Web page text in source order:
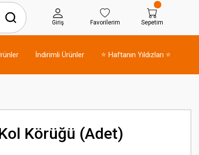
Giriş Favorilerim Sepetim
İndirimli Ürünler ⭐ Haftanın Yıldızları ⭐
Körüğü (Adet)